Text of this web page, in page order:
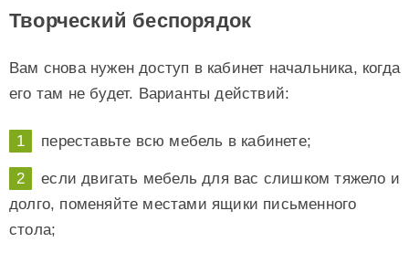
Творческий беспорядок
Вам снова нужен доступ в кабинет начальника, когда
его там не будет. Варианты действий:
переставьте всю мебель в кабинете;
если двигать мебель для вас слишком тяжело и
долго, поменяйте местами ящики письменного
стола;